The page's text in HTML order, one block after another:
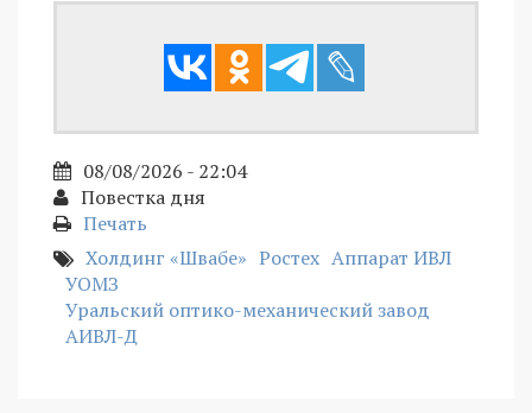
08/08/2026 - 22:04
Повестка дня
Печать
Холдинг «Швабе» Ростех Аппарат ИВЛ
УОМЗ
Уральский оптико-механический завод
АИВЛ-Д